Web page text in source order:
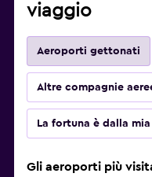
viaggio
Aeroporti gettonati
Altre compagnie
La fortuna è dalla
Gli aeroporti più